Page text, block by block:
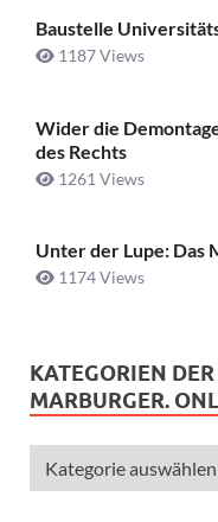
Baustelle
1187 Views
Wider die
des Rechts
1261 Views
Unter der Lupe: Das
1174 Views
KATEGORIEN
MARBURGER.